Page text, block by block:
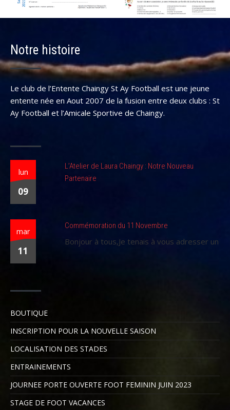
Notre histoire
Le club de l’Entente Chaingy St Ay Football est une jeune
entente née en Aout 2007 de la fusion entre deux clubs : St
Ay Football et l’Amicale Sportive de Chaingy.
lun
09
L’Atelier de Laura Chaingy : Notre Nouveau
Partenaire
mar
11
Commémoration du 11 Novembre
Bonjour à tous,Je tenais à vous adresser un
BOUTIQUE
INSCRIPTION POUR LA NOUVELLE SAISON
LOCALISATION DES STADES
ENTRAINEMENTS
JOURNEE PORTE OUVERTE FOOT FEMININ JUIN 2023
STAGE DE FOOT VACANCES